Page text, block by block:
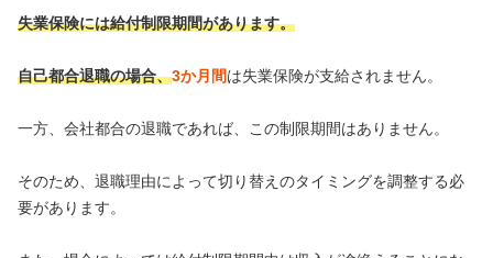
失業保険には給付制限期間があります。
自己都合退職の場合、3か月間は失業保険が支給されません。
一方、会社都合の退職であれば、この制限期間はありません。
そのため、退職理由によって切り替えのタイミングを調整する必
要があります。